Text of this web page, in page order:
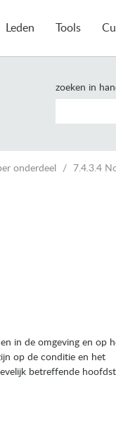
Leden Tools
zoeken in
onderdeel
7.4.3.4
in de omgeving en op
op de conditie en het
betreffende